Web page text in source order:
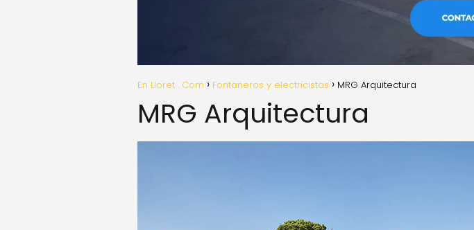
En Lloret . Com Fontaneros y electricistas MRG Arquitectura
MRG Arquitectura